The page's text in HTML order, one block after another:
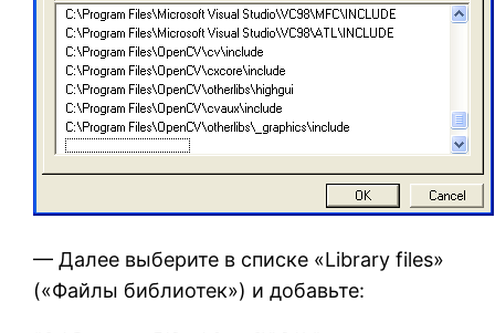
— Далее выберите в списке «Library files»
(«Файлы библиотек») и добавьте: